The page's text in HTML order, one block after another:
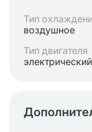
Тип
воздушное
Тип двигателя
электрический